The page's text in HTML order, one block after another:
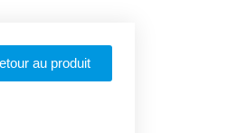
au produit